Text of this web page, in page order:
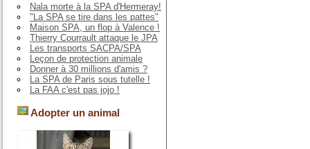
Nala morte à la SPA d'Hermeray!
"La SPA se tire dans les pattes"
Maison SPA, un flop à Valence !
Thierry Courrault attaque le JPA
Les transports SACPA/SPA
Leçon de protection animale
Donner à 30 millions d'amis ?
La SPA de Paris sous tutelle !
La FAA c'est pas jojo !
Adopter un animal